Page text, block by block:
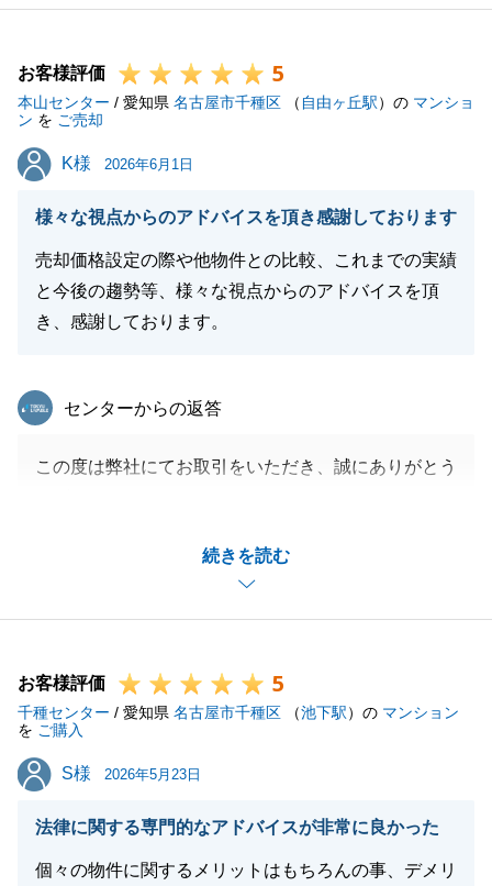
今後も不動産に関しますご相談などございましたらお
何卒宜しくお願い申し上げます。
お客様評価 5
本山センター / 愛知県 名古屋市千種区 （ 自由ヶ丘駅）の マンショ
ン を ご売却
K様
K様 2026年6月1日
様々な視点からのアドバイスを頂き感謝しております
売却価格設定の際や他物件との比較、これまでの実績
と今後の趨勢等、様々な視点からのアドバイスを頂
き、感謝しております。
続きを読む
東急リバブル
センターからの返答
この度は弊社にてお取引をいただき、誠にありがとう
したので、早期ご売却につながりましたこと、
私自身もとても嬉しく思っております。
販売中につきましても、細かく打ち合わせいただけま
今回の取引において、K様には励みになるお言葉を数
多くいただけました。
今後の営業人生の糧とさせていただきます。
今後とも、お困り事がございましたら何なりとご連絡
末永くご愛顧を賜りますよう、お願い申し上げます。
お客様評価 5
千種センター / 愛知県 名古屋市千種区 （池下駅）の マンション
を ご購入
S様
S様 2026年5月23日
法律に関する専門的なアドバイスが非常に良かった
個々の物件に関するメリットはもちろんの事、デメリ